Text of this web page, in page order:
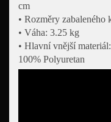
cm
• Rozměry
• Váha: 3.25 kg
• Hlavní vnější
100% Polyuretan